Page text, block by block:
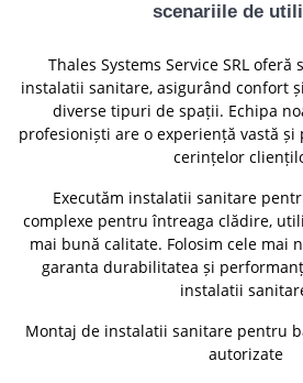
scenariile de
Thales Systems Service SRL
instalatii sanitare, asigurând confort
diverse tipuri de spații. Echipa
profesioniști are o experiență vastă
cerințelor
Executăm instalatii sanitare
complexe pentru întreaga clădire,
mai bună calitate. Folosim cele mai
garanta durabilitatea și
instalatii
Montaj de instalatii sanitare pentru
autorizate